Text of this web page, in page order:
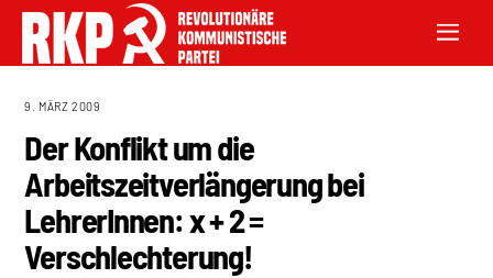
9. MÄRZ 2009
Der Konflikt um die
Arbeitszeitverlängerung bei
LehrerInnen: x + 2 =
Verschlechterung!